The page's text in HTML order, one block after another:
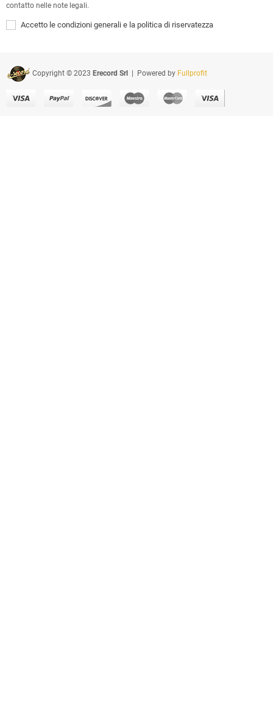
contatto nelle note legali.
Accetto le condizioni generali e la politica di riservatezza
Copyright © 2023 Erecord Srl | Powered by Fullprofit